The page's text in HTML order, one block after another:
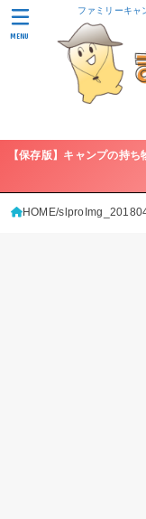
ファミリーキャ
MENU
【保存版】キャンプの持
HOME